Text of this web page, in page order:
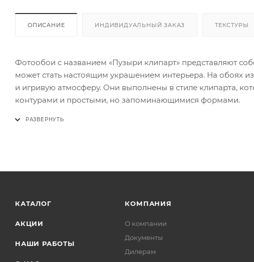
ОПИСАНИЕ ИНДИВИДУАЛЬНЫЙ ЗАКАЗ ТЕКСТУРЫ
Фотообои с названием «Пузыри клипарт» представляют
может стать настоящим украшением интерьера. На обоях
и игривую атмосферу. Они выполнены в стиле клипарта,
контурами и простыми, но запоминающимися формами.
КАТАЛОГ
АКЦИИ
НАШИ РАБОТЫ
КОМПАНИЯ
О компании
Документы
Дилерам